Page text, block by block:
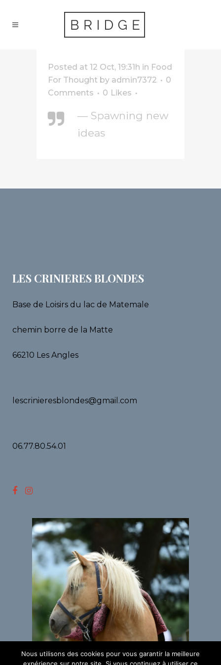
Posted at 12 Oct, 19:31h in Food
For Thought by admin7372
0
Comments
0 Likes
— Spawning new
ideas
LES CRINIERES BLONDES
Base de Loisirs du lac de Matemale
chemin borre de la Matte
66210 Les Angles
lescrinieresblondes@gmail.com
06.77.80.54.01
Nous utilisons des cookies pour vous garantir la meilleure